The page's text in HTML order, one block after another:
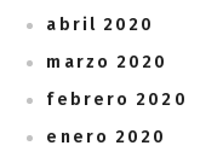
abril 2020
marzo 2020
febrero 2020
enero 2020